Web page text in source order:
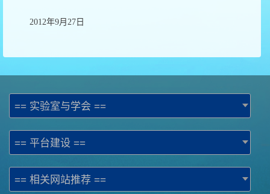
2012年9月27日
== 实验室与学会 ==
== 平台建设 ==
== 相关网站推荐 ==